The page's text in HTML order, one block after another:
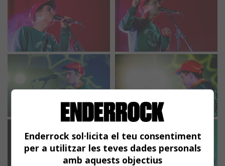
Enderrock sol·licita el teu consentiment
per a utilitzar les teves dades personals
amb aquests objectius